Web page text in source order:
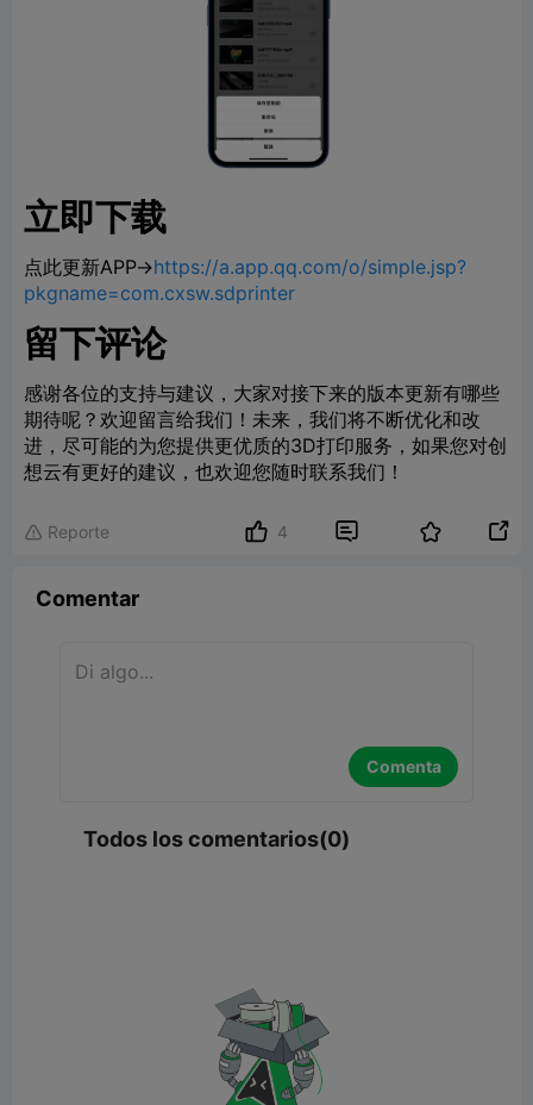
立即下载
点此更新APP→https://a.app.qq.com/o/simple.jsp?
pkgname=com.cxsw.sdprinter
留下评论
感谢各位的支持与建议，大家对接下来的版本更新有哪些
期待呢？欢迎留言给我们！未来，我们将不断优化和改
进，尽可能的为您提供更优质的3D打印服务，如果您对创
想云有更好的建议，也欢迎您随时联系我们！
 Reporte 4  
Comentar
Comenta
Todos los comentarios(0)